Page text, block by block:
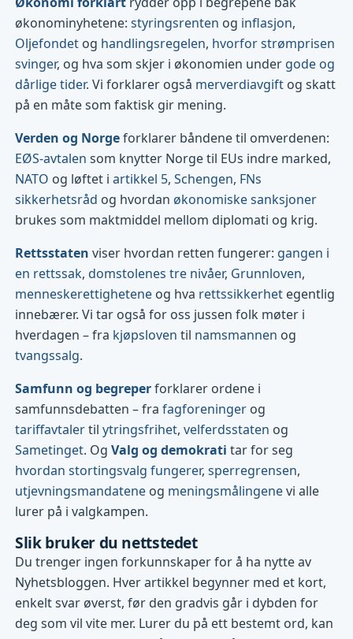
økonominyhetene:styringsrenten og inflasjon,
Oljefondet og handlingsregelen, hvorfor strømprisen
svinger, og hva som skjer i økonomien under gode og
dårlige tider. Vi forklarer også merverdiavgift og skatt
på en måte som faktisk gir mening.
Verden og Norgeforklarer båndene til omverdenen:
EØS-avtalen som knytter Norge til EUs indre marked,
NATO og løftet iartikkel 5,Schengen, FNs
sikkerhetsråd og hvordan økonomiske sanksjoner
brukes som maktmiddel mellom diplomati og krig.
Rettsstaten viser hvordan retten fungerer: gangen i
en rettssak,domstolenes tre nivåer, Grunnloven,
menneskerettighetene og hva rettssikkerhet egentlig
innebærer. Vi tar også for oss jussen folk møter i
hverdagen – fra kjøpsloven til namsmannen og
tvangssalg.
Samfunn og begreperforklarer ordene i
samfunnsdebatten – frafagforeninger og
tariffavtalertilytringsfrihet,velferdsstaten og
Sametinget. OgValg og demokrati tar for seg
hvordan stortingsvalg fungerer,sperregrensen,
utjevningsmandatene og meningsmålingenevi alle
lurer på i valgkampen.
Slik bruker du nettstedet
Du trenger ingen forkunnskaper for å ha nytte av
Nyhetsbloggen. Hver artikkel begynner med et kort,
enkelt svar øverst, før den gradvis går i dybden for
deg som vil vite mer. Lurer du på ett bestemt ord, kan